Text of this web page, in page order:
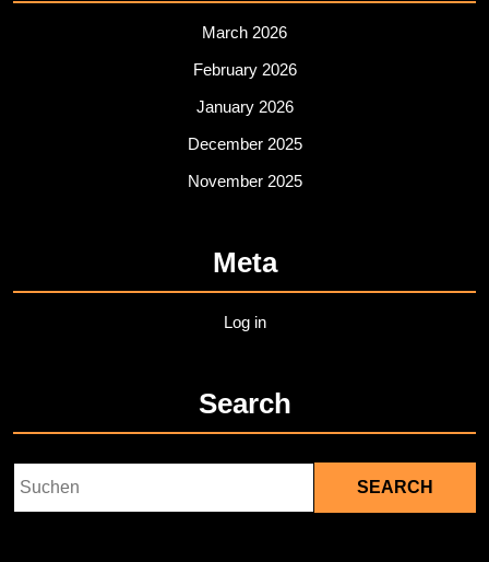
March 2026
February 2026
January 2026
December 2025
November 2025
Meta
Log in
Search